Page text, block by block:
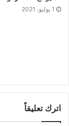
1 يوليو، 2021
اترك تعليقاً